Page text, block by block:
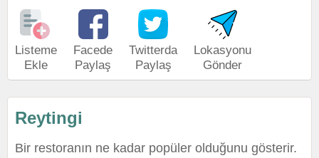
Listeme
Ekle
Facede
Paylaş
Twitterda
Paylaş
Lokasyonu
Gönder
Reytingi
Bir restoranın ne kadar popüler olduğunu gösterir.